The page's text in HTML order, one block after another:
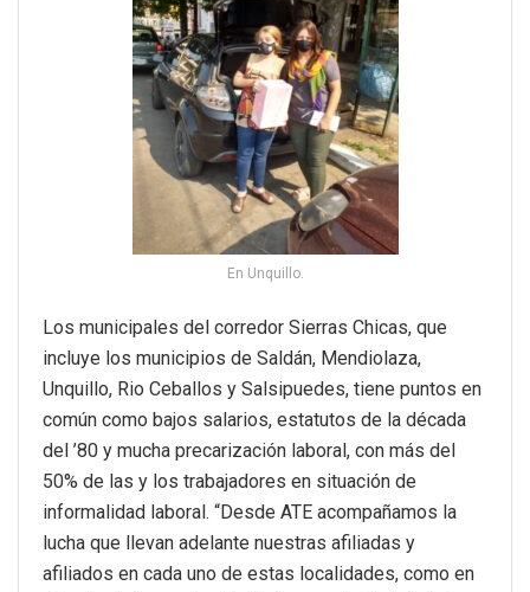
En Unquillo.
Los municipales del corredor Sierras Chicas, que
incluye los municipios de Saldán, Mendiolaza,
Unquillo, Rio Ceballos y Salsipuedes, tiene puntos en
común como bajos salarios, estatutos de la década
del ’80 y mucha precarización laboral, con más del
50% de las y los trabajadores en situación de
informalidad laboral. “Desde ATE acompañamos la
lucha que llevan adelante nuestras afiliadas y
afiliados en cada uno de estas localidades, como en